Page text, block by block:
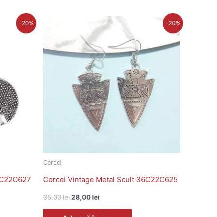
-20% -20%
Cercei
Cercei Vintage Metal Scult 36C22C625
35,00lei
fost:
35,00 lei.
28,00lei
Prețul
curent
este:
28,00 lei.